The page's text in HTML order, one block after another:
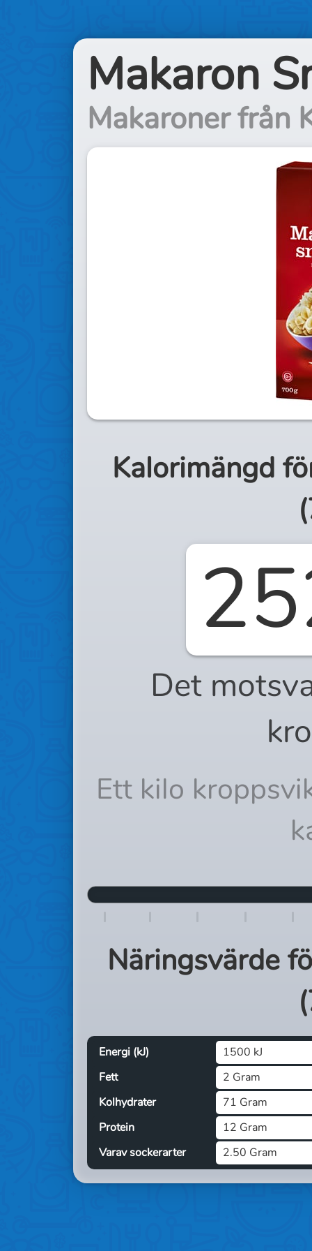
Makaron
Makaroner från
Kalorimängd
(
Det
Ett kilo
Näringsvärde
(
Energi (kJ)
1500 kJ
Fett
2 Gram
Kolhydrater
71 Gram
Protein
12 Gram
Varav sockerarter
2.50 Gram